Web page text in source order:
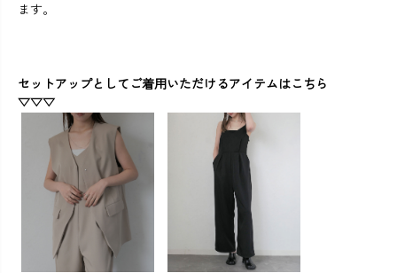
ます。
セットアップとしてご着用いただけるアイテムはこちら
▽▽▽